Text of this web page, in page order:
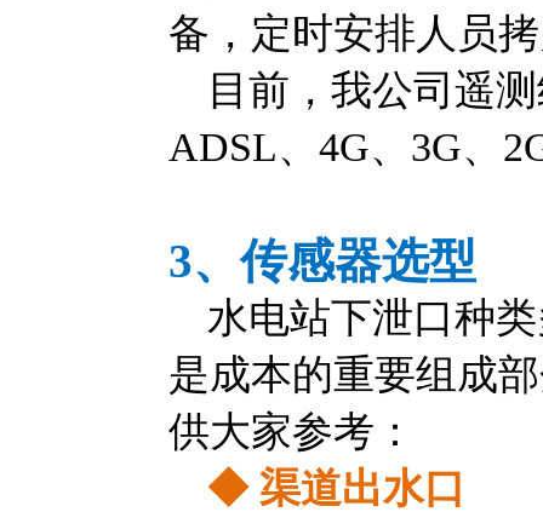
备，定时安排人员
目前，我公司遥
ADSL、4G、3G、
3、传感器选型
水电站下泄口种
是成本的重要组成
供大家参考：
◆ 渠道出水口